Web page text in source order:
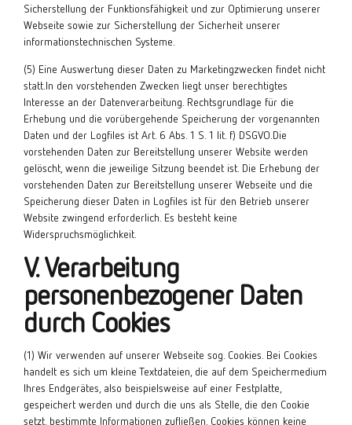
Sicherstellung der Funktionsfähigkeit und zur Optimierung unserer
Webseite sowie zur Sicherstellung der Sicherheit unserer
informationstechnischen Systeme.
(5) Eine Auswertung dieser Daten zu Marketingzwecken findet nicht
statt.In den vorstehenden Zwecken liegt unser berechtigtes
Interesse an der Datenverarbeitung. Rechtsgrundlage für die
Erhebung und die vorübergehende Speicherung der vorgenannten
Daten und der Logfiles ist Art. 6 Abs. 1 S. 1 lit. f) DSGVO.Die
vorstehenden Daten zur Bereitstellung unserer Website werden
gelöscht, wenn die jeweilige Sitzung beendet ist. Die Erhebung der
vorstehenden Daten zur Bereitstellung unserer Webseite und die
Speicherung dieser Daten in Logfiles ist für den Betrieb unserer
Website zwingend erforderlich. Es besteht keine
Widerspruchsmöglichkeit.
V. Verarbeitung
personenbezogener Daten
durch Cookies
(1) Wir verwenden auf unserer Webseite sog. Cookies. Bei Cookies
handelt es sich um kleine Textdateien, die auf dem Speichermedium
Ihres Endgerätes, also beispielsweise auf einer Festplatte,
gespeichert werden und durch die uns als Stelle, die den Cookie
setzt, bestimmte Informationen zufließen. Cookies können keine